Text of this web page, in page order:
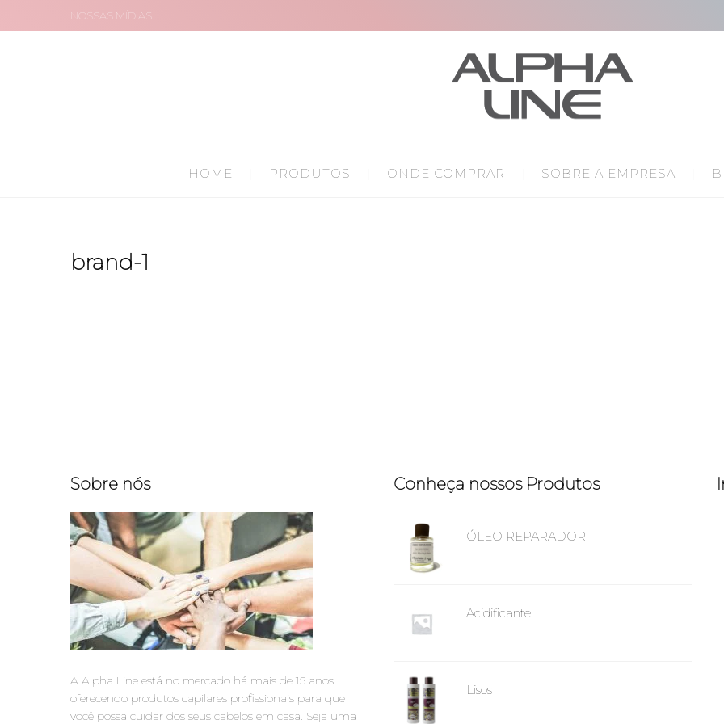
NOSSAS MÍDIAS
HOME PRODUTOS ONDE COMPRAR SOBRE A EMPRESA
brand-1
Sobre nós
A Alpha Line está no mercado há mais de 15 anos
oferecendo produtos capilares profissionais para que
você possa cuidar dos seus cabelos em casa. Seja uma
Conheça nossos Produtos
ÓLEO REPARADOR
Acidificante
Lisos